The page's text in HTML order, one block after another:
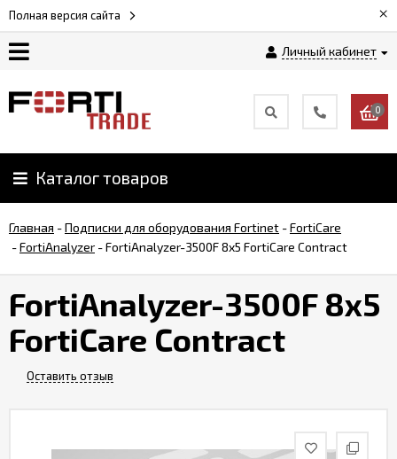
Полная версия сайта ×
Личный кабинет
Как
Доставка
и
оплата
0
Каталог товаров
Главная -Подписки для оборудования Fortinet -FortiCare
-FortiAnalyzer -FortiAnalyzer-3500F 8x5 FortiCare Contract
FortiAnalyzer-3500F 8x5
FortiCare Contract
Оставить отзыв